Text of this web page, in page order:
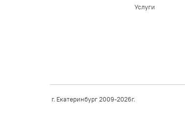
Услуги
г. Екатеринбург 2009-2026г.